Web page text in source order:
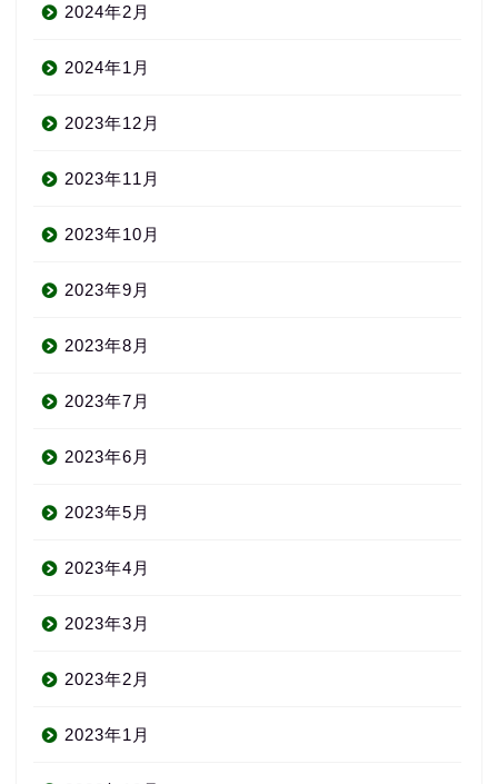
2024年2月
2024年1月
2023年12月
2023年11月
2023年10月
2023年9月
2023年8月
2023年7月
2023年6月
2023年5月
2023年4月
2023年3月
2023年2月
2023年1月